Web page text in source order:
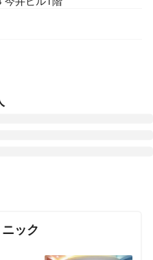
イベートを大切にしたい
ック